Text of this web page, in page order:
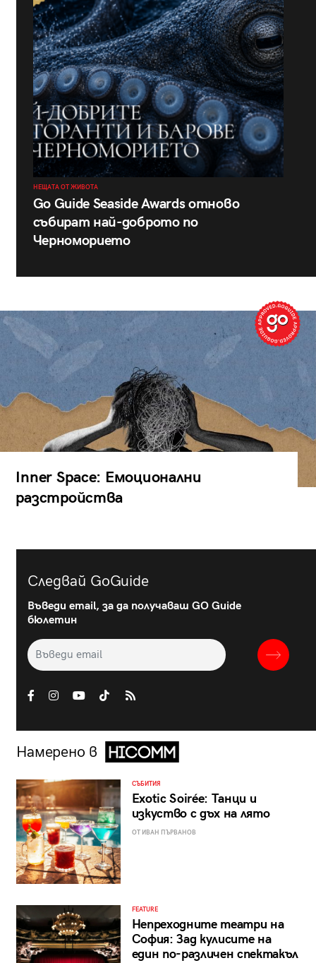
НЕЩАТА ОТ ЖИВОТА
Go Guide Seaside Awards отново
събират най-доброто по
Черноморието
Inner Space: Емоционални
разстройства
Следвай GoGuide
Въведи email, за да получаваш GO Guide
бюлетин
Намерено в
СЪБИТИЯ
Exotic Soirée: Танци и
изкуство с дъх на лято
ОТ ИВАН ПЪРВАНОВ
FEATURE
Непреходните театри на
София: Зад кулисите на
един по-различен спектакъл